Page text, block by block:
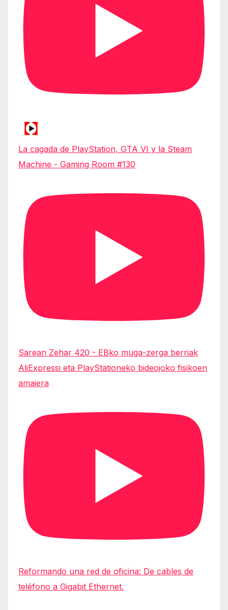
La cagada de PlayStation, GTA VI y la Steam
Machine - Gaming Room #130
Sarean Zehar 420 - EBko muga-zerga berriak
AliExpressi eta PlayStationeko bideojoko fisikoen
amaiera
Reformando una red de oficina: De cables de
teléfono a Gigabit Ethernet.